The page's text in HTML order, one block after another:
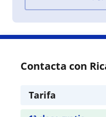
Contacta con
Tarifa